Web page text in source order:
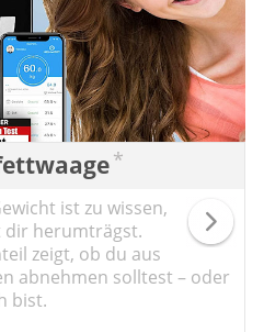
*
ist zu wissen,
dir herumträgst.
zeigt, ob du aus
abnehmen solltest – oder
bist.